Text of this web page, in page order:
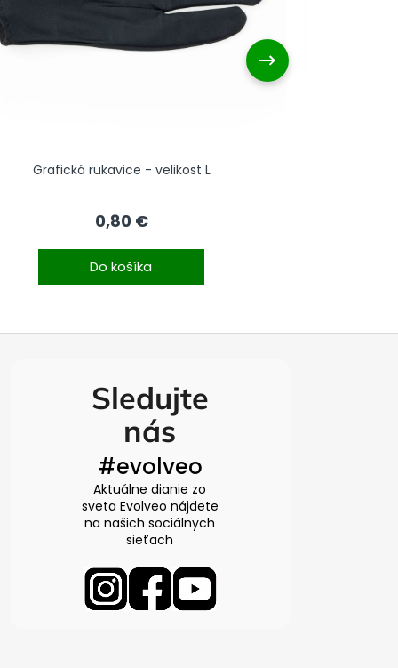
Grafická rukavice - velikost L
0,80 €
Do košíka
Sledujte
nás
#evolveo
Aktuálne dianie zo
sveta Evolveo nájdete
na našich sociálnych
sieťach